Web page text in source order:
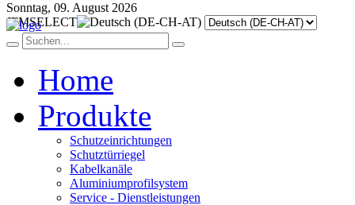
Sonntag, 09. August 2026
JFMSELECT
Home
Produkte
Schutzeinrichtungen
Schutztürriegel
Kabelkanäle
Aluminiumprofilsystem
Service - Dienstleistungen